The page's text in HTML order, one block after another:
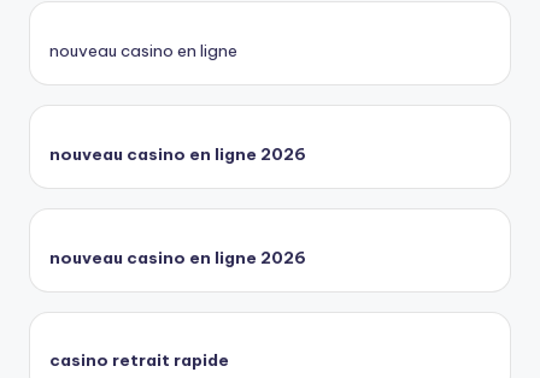
nouveau casino en ligne
nouveau casino en ligne 2026
nouveau casino en ligne 2026
casino retrait rapide